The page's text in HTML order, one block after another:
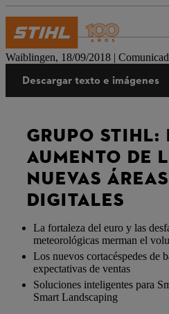
Prensa
Waiblingen, 18/09/2018 |
Descargar texto e imágenes
GRUPO STIHL:
AUMENTO DE
NUEVAS
DIGITALES
La fortaleza del euro y las
meteorológicas merman el
Los nuevos cortacéspedes de
expectativas de ventas
Soluciones inteligentes para
Smart Landscaping